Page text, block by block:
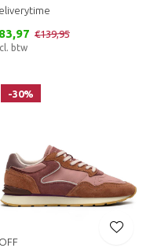
€139,95
btw
-30%